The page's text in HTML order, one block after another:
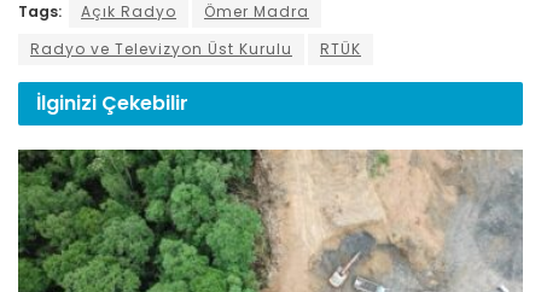
Tags: Açık Radyo
Ömer Madra
Radyo ve Televizyon Üst Kurulu
RTÜK
İlginizi Çekebilir